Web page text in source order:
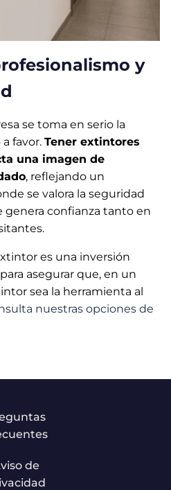
y
se toma en serio la
favor. Tener extintores
una imagen de
, reflejando un
se valora la seguridad
genera confianza tanto en
es una inversión
asegurar que, en un
sea la herramienta al
nuestras opciones de
de